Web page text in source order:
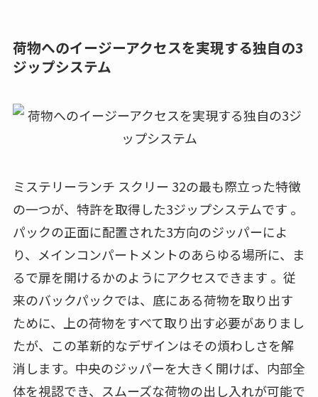
荷物へのイージーアクセスを実現する独自の3
ジップシステム
ミステリーランチ スクリー 32の最も際立った特徴
の一つが、特許を取得した3ジップシステムです 。
パックの正面に配置された3方向のジッパーによ
り、メインコンパートメントのあらゆる場所に、ま
るで扉を開けるかのようにアクセスできます 。従
来のバックパックでは、底にある荷物を取り出す
ために、上の荷物をすべて取り出す必要がありまし
たが、この革新的なデザインはその煩わしさを解
消します。中央のジッパーを大きく開けば、内部全
体を視認でき、スムーズな荷物の出し入れが可能で